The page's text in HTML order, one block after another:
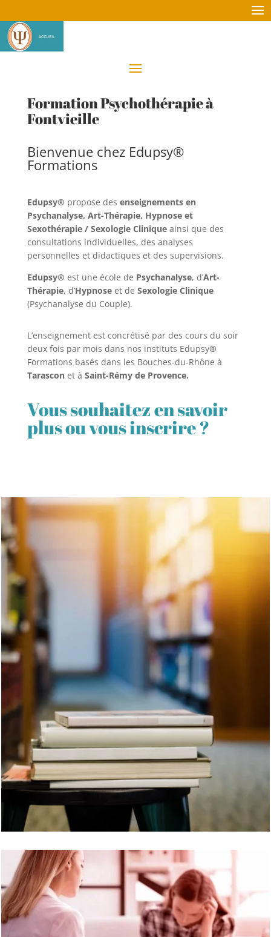
Formation Psychothérapie à
Fontvieille
Bienvenue chez Edupsy®
Formations
Edupsy® propose des enseignements en
Psychanalyse, Art-Thérapie, Hypnose et
Sexothérapie / Sexologie Cliniqueainsi que des
consultations individuelles, des analyses
personnelles et didactiques et des supervisions.
Edupsy® est une école de Psychanalyse, d’Art-
Thérapie, d’Hypnoseet de Sexologie Clinique
(Psychanalyse du Couple).
L’enseignement est concrétisé par des cours du soir
deux fois par mois dans nos instituts Edupsy®
Formations basés dans les Bouches-du-Rhône à
Tarasconet à Saint-Rémy de Provence.
Vous souhaitez en savoir
plus ou vous inscrire ?